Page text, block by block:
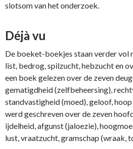
slotsom van het onderzoek.
Déjà vu
De boeket-boekjes staan verder vol
list, bedrog, spilzucht, hebzucht en
een boek gelezen over de zeven
gematigdheid (zelfbeheersing),
standvastigheid (moed), geloof,
werd geschreven over de zeven
ijdelheid, afgunst (jaloezie),
lust, vraatzucht, gramschap (wraak,